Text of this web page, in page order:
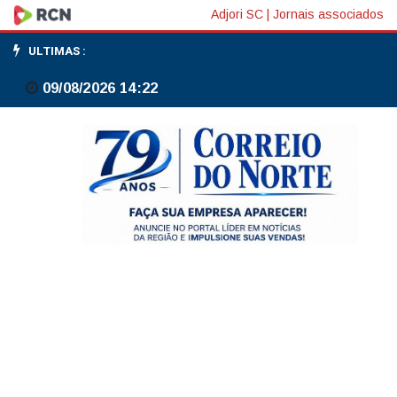
Às
vésperas
da
vigência
Adjori SC Jornais associados
ULTIMAS :
09/08/2026 14:22